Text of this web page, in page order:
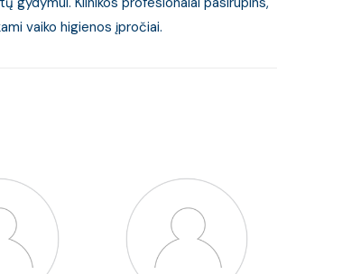
vaiko higienos įpročiai.